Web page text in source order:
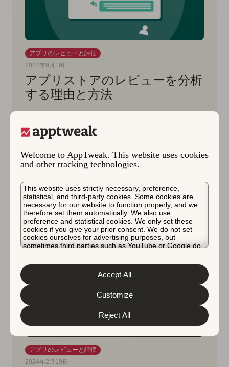
Welcome to AppTweak. This website uses cookies
and other tracking technologies.
This website uses strictly necessary, preference,
statistical, and third-party cookies. Some cookies are
necessary for our website to function properly, and we
therefore set them automatically. We also use
preference and statistical cookies. We only set these
cookies if you give your prior consent. We do not set
cookies ourselves for advertising purposes, but
sometimes third parties such as YouTube or Google do.
about the protection of your personal data and the
different cookies we use, please read our
&
. You can customize your cookie settings
and preferences by clicking the “Customize” button.
Reject All
Customize
Accept All
アプリのレビューと評価
2024年9月19日
アプリストアのレビューを分析
する理由と方法
ードバックを貴重なinsightsに変え、アプリを改
善し、ユーザーを …
Flavien Eyer
アプリのレビューと評価
2024年2月19日